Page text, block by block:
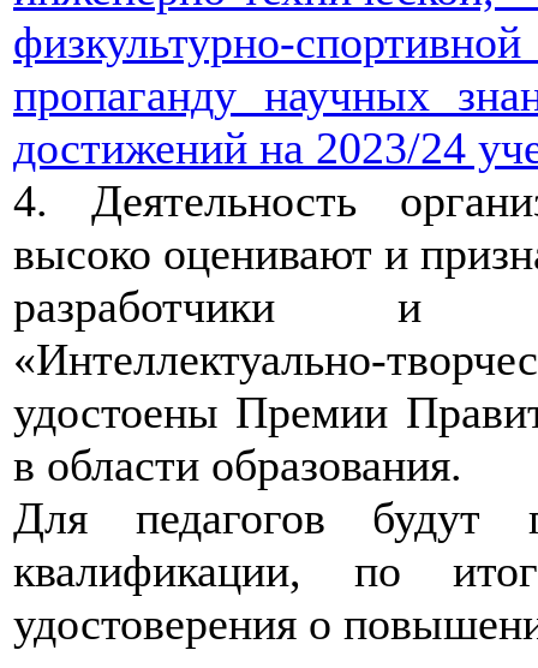
физкультурно-
пропаганду научных
достижений на 2023/24
4. Деятельность
высоко оценивают и
разработчики и
«Интеллектуально-
удостоены Премии
в области образования.
Для педагогов будут
квалификации, по
удостоверения о